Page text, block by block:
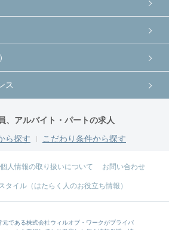
ス
、アルバイト・パートの求人
ら探す
こだわり条件から探す
個人情報の取り扱いについて お問い合わせ
タイル（はたらく人のお役立ち情報）
元である株式会社ウィルオブ・ワークがプライバ